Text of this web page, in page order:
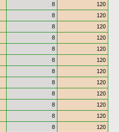
8
120
8
120
8
120
8
120
8
120
8
120
8
120
8
120
8
120
8
120
8
120
8
120